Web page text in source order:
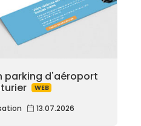
parking d'aéroport
WEB
13.07.2026